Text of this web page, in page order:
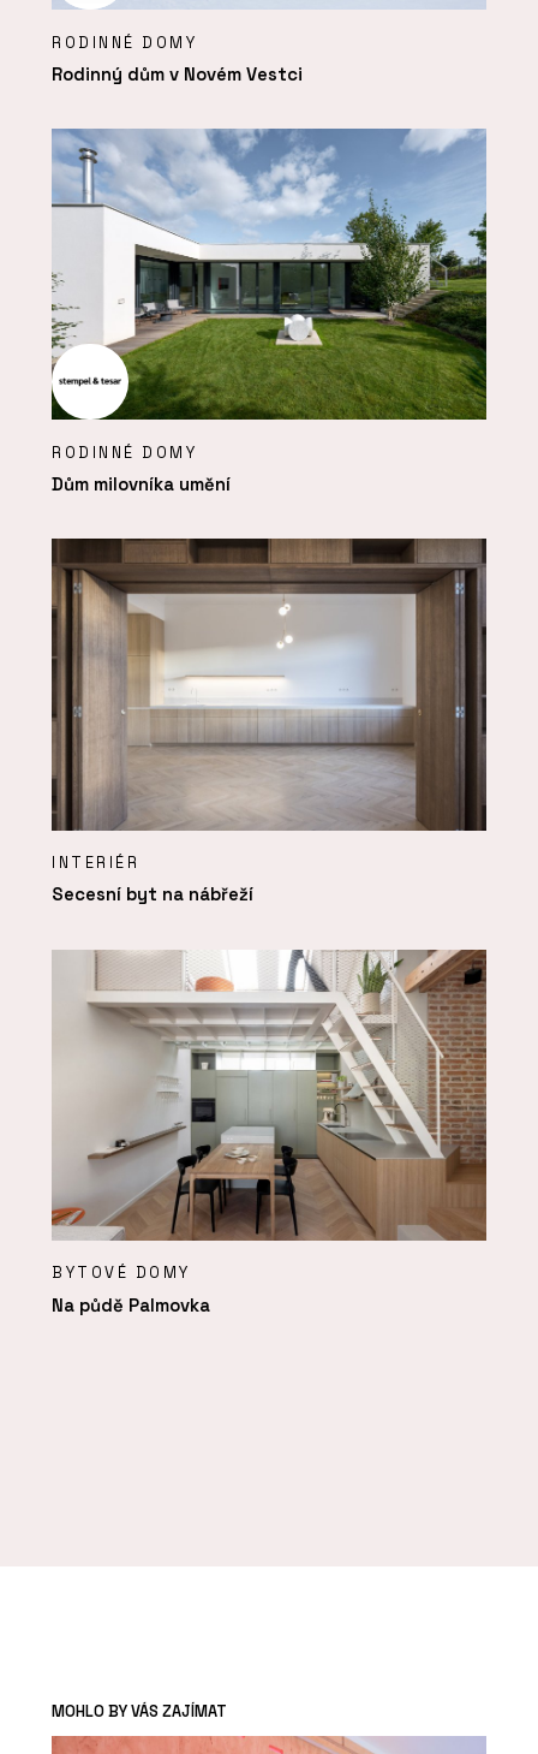
RODINNÉ DOMY
Rodinný dům v Novém Vestci
RODINNÉ DOMY
Dům milovníka umění
INTERIÉR
Secesní byt na nábřeží
BYTOVÉ DOMY
Na půdě Palmovka
MOHLO BY VÁS ZAJÍMAT